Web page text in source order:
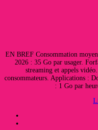
EN BREF Consommation
2026 : 35 Go par usager.
streaming et appels
consommateurs. Applications :
: 1 Go par